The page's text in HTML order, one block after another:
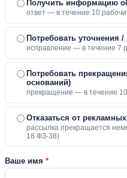
Получить информацию
ответ — в течение 10
Потребовать уточнения
исправление — в течение 7
Потребовать
оснований)
прекращение — в течение
Отказаться от
рассылка прекращается
18 ФЗ-38)
Ваше имя *